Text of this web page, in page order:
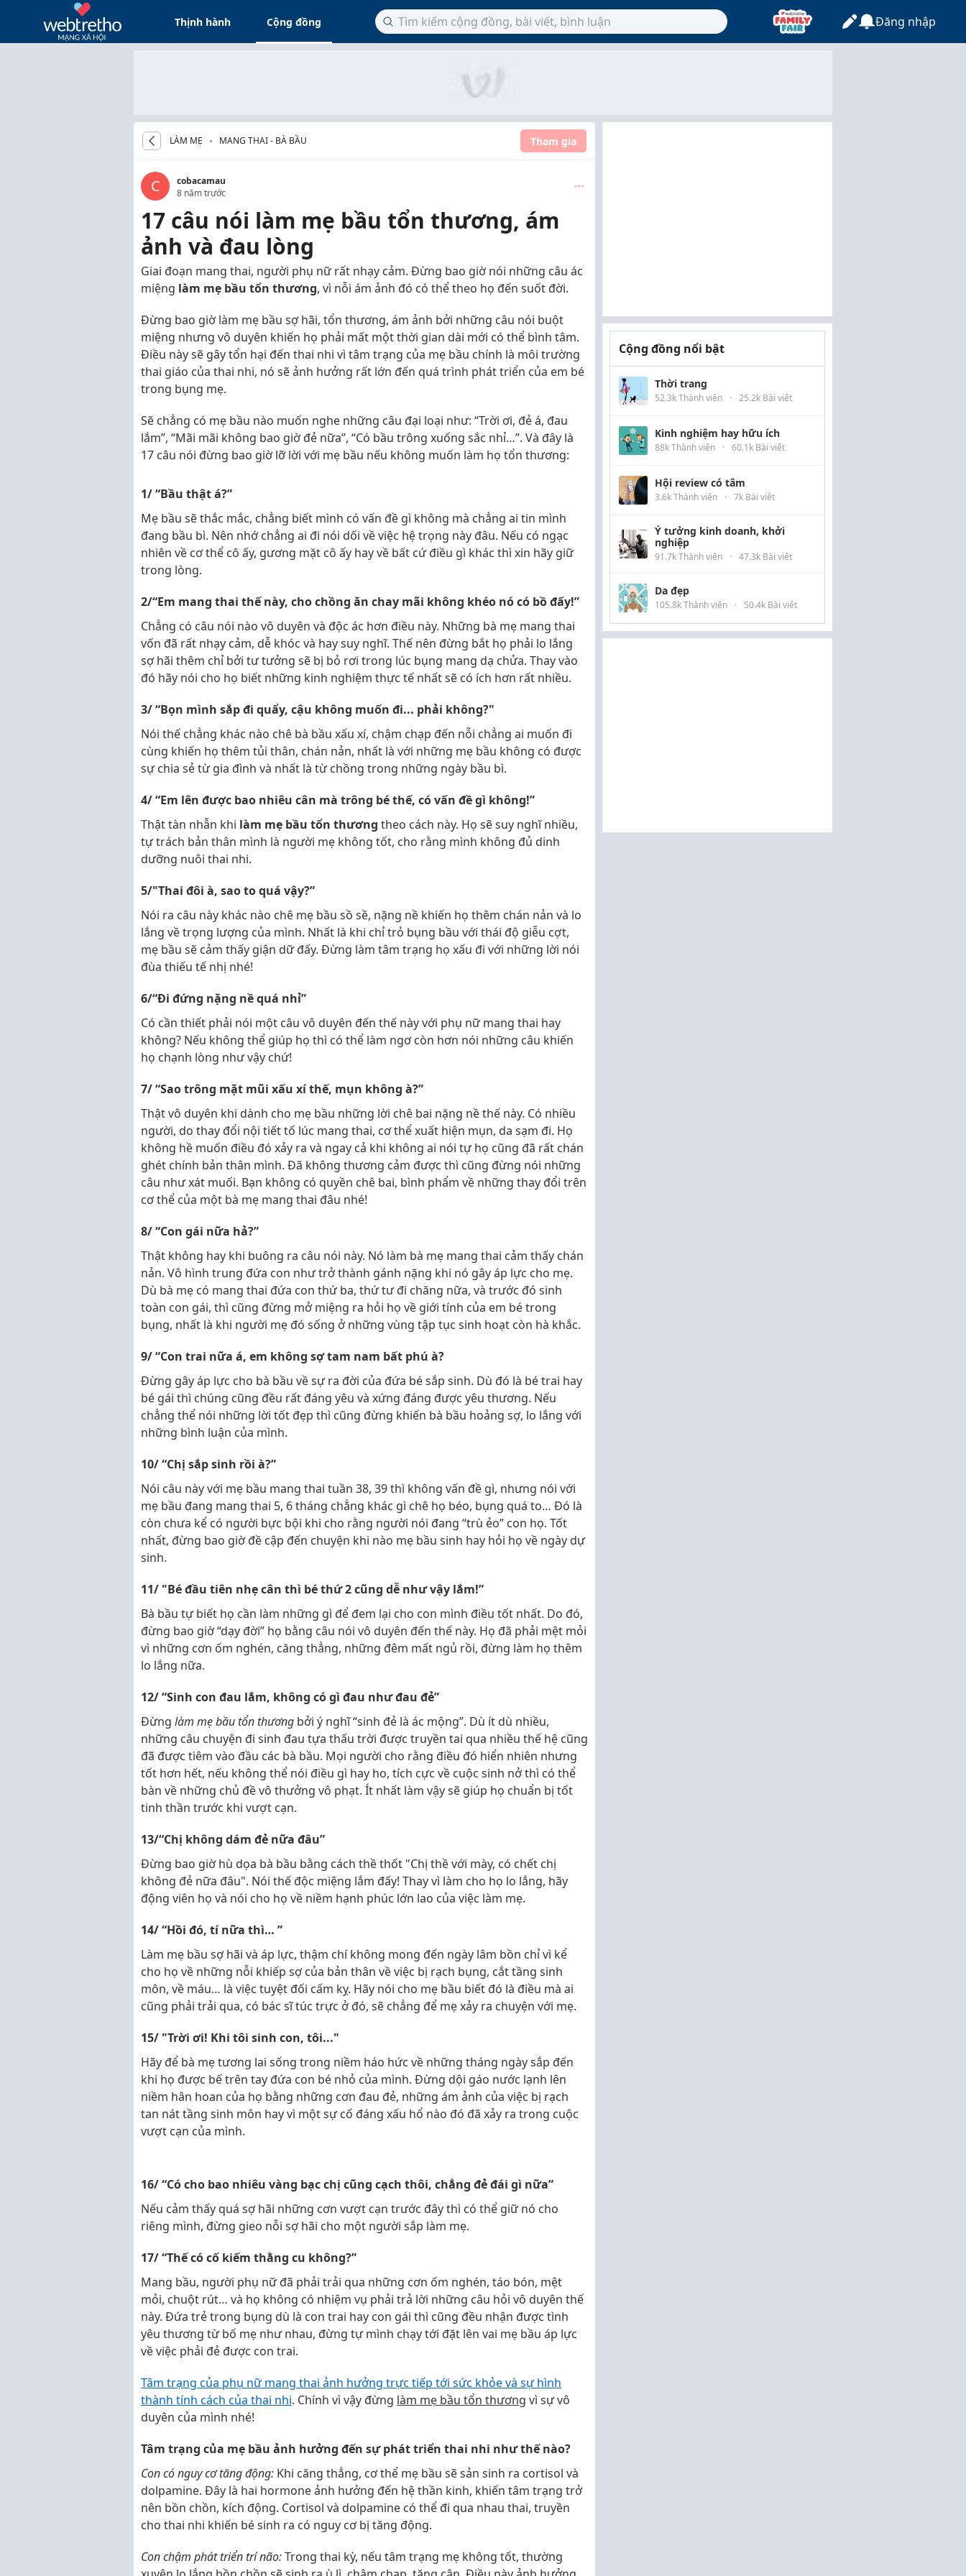
Thịnh hành Cộng đồng Đăng nhập
LÀM MẸ MANG THAI - BÀ BẦU Tham gia
C
cobacamau
8 năm trước
17 câu nói làm mẹ bầu tổn thương, ám
ảnh và đau lòng
Giai đoạn mang thai, người phụ nữ rất nhạy cảm. Đừng bao giờ nói những câu ác
miệng làm mẹ bầu tổn thương, vì nỗi ám ảnh đó có thể theo họ đến suốt đời.
Đừng bao giờ làm mẹ bầu sợ hãi, tổn thương, ám ảnh bởi những câu nói buột
miệng nhưng vô duyên khiến họ phải mất một thời gian dài mới có thể bình tâm.
Điều này sẽ gây tổn hại đến thai nhi vì tâm trạng của mẹ bầu chính là môi trường
thai giáo của thai nhi, nó sẽ ảnh hưởng rất lớn đến quá trình phát triển của em bé
trong bụng mẹ.
Sẽ chẳng có mẹ bầu nào muốn nghe những câu đại loại như: “Trời ơi, đẻ á, đau
lắm”, “Mãi mãi không bao giờ đẻ nữa”, “Có bầu trông xuống sắc nhỉ…”. Và đây là
17 câu nói đừng bao giờ lỡ lời với mẹ bầu nếu không muốn làm họ tổn thương:
1/ “Bầu thật á?”
Mẹ bầu sẽ thắc mắc, chẳng biết mình có vấn đề gì không mà chẳng ai tin mình
đang bầu bì. Nên nhớ chẳng ai đi nói dối về việc hệ trọng này đâu. Nếu có ngạc
nhiên về cơ thể cô ấy, gương mặt cô ấy hay về bất cứ điều gì khác thì xin hãy giữ
trong lòng.
2/“Em mang thai thế này, cho chồng ăn chay mãi không khéo nó có bồ đấy!”
Chẳng có câu nói nào vô duyên và độc ác hơn điều này. Những bà mẹ mang thai
vốn đã rất nhạy cảm, dễ khóc và hay suy nghĩ. Thế nên đừng bắt họ phải lo lắng
sợ hãi thêm chỉ bởi tư tưởng sẽ bị bỏ rơi trong lúc bụng mang dạ chửa. Thay vào
đó hãy nói cho họ biết những kinh nghiệm thực tế nhất sẽ có ích hơn rất nhiều.
3/ “Bọn mình sắp đi quẩy, cậu không muốn đi... phải không?"
Nói thế chẳng khác nào chê bà bầu xấu xí, chậm chạp đến nỗi chẳng ai muốn đi
cùng khiến họ thêm tủi thân, chán nản, nhất là với những mẹ bầu không có được
sự chia sẻ từ gia đình và nhất là từ chồng trong những ngày bầu bì.
4/ “Em lên được bao nhiêu cân mà trông bé thế, có vấn đề gì không!”
Thật tàn nhẫn khi làm mẹ bầu tổn thương theo cách này. Họ sẽ suy nghĩ nhiều,
tự trách bản thân mình là người mẹ không tốt, cho rằng mình không đủ dinh
dưỡng nuôi thai nhi.
5/"Thai đôi à, sao to quá vậy?”
Nói ra câu này khác nào chê mẹ bầu sồ sề, nặng nề khiến họ thêm chán nản và lo
lắng về trọng lượng của mình. Nhất là khi chỉ trỏ bụng bầu với thái độ giễu cợt,
mẹ bầu sẽ cảm thấy giận dữ đấy. Đừng làm tâm trạng họ xấu đi với những lời nói
đùa thiếu tế nhị nhé!
6/“Đi đứng nặng nề quá nhỉ”
Có cần thiết phải nói một câu vô duyên đến thế này với phụ nữ mang thai hay
không? Nếu không thể giúp họ thì có thể làm ngơ còn hơn nói những câu khiến
họ chạnh lòng như vậy chứ!
7/ “Sao trông mặt mũi xấu xí thế, mụn không à?”
Thật vô duyên khi dành cho mẹ bầu những lời chê bai nặng nề thế này. Có nhiều
người, do thay đổi nội tiết tố lúc mang thai, cơ thể xuất hiện mụn, da sạm đi. Họ
không hề muốn điều đó xảy ra và ngay cả khi không ai nói tự họ cũng đã rất chán
ghét chính bản thân mình. Đã không thương cảm được thì cũng đừng nói những
câu như xát muối. Bạn không có quyền chê bai, bình phẩm về những thay đổi trên
cơ thể của một bà mẹ mang thai đâu nhé!
8/ “Con gái nữa hả?”
Thật không hay khi buông ra câu nói này. Nó làm bà mẹ mang thai cảm thấy chán
nản. Vô hình trung đứa con như trở thành gánh nặng khi nó gây áp lực cho mẹ.
Dù bà mẹ có mang thai đứa con thứ ba, thứ tư đi chăng nữa, và trước đó sinh
toàn con gái, thì cũng đừng mở miệng ra hỏi họ về giới tính của em bé trong
bụng, nhất là khi người mẹ đó sống ở những vùng tập tục sinh hoạt còn hà khắc.
9/ “Con trai nữa á, em không sợ tam nam bất phú à?
Đừng gây áp lực cho bà bầu về sự ra đời của đứa bé sắp sinh. Dù đó là bé trai hay
bé gái thì chúng cũng đều rất đáng yêu và xứng đáng được yêu thương. Nếu
chẳng thể nói những lời tốt đẹp thì cũng đừng khiến bà bầu hoảng sợ, lo lắng với
những bình luận của mình.
10/ “Chị sắp sinh rồi à?”
Nói câu này với mẹ bầu mang thai tuần 38, 39 thì không vấn đề gì, nhưng nói với
mẹ bầu đang mang thai 5, 6 tháng chẳng khác gì chê họ béo, bụng quá to… Đó là
còn chưa kể có người bực bội khi cho rằng người nói đang “trù ẻo” con họ. Tốt
nhất, đừng bao giờ đề cập đến chuyện khi nào mẹ bầu sinh hay hỏi họ về ngày dự
sinh.
11/ "Bé đầu tiên nhẹ cân thì bé thứ 2 cũng dễ như vậy lắm!”
Bà bầu tự biết họ cần làm những gì để đem lại cho con mình điều tốt nhất. Do đó,
đừng bao giờ “dạy đời” họ bằng câu nói vô duyên đến thế này. Họ đã phải mệt mỏi
vì những cơn ốm nghén, căng thẳng, những đêm mất ngủ rồi, đừng làm họ thêm
lo lắng nữa.
12/ “Sinh con đau lắm, không có gì đau như đau đẻ”
Đừng làm mẹ bầu tổn thương bởi ý nghĩ “sinh đẻ là ác mộng”. Dù ít dù nhiều,
những câu chuyện đi sinh đau tựa thấu trời được truyền tai qua nhiều thế hệ cũng
đã được tiêm vào đầu các bà bầu. Mọi người cho rằng điều đó hiển nhiên nhưng
tốt hơn hết, nếu không thể nói điều gì hay ho, tích cực về cuộc sinh nở thì có thể
bàn về những chủ đề vô thưởng vô phạt. Ít nhất làm vậy sẽ giúp họ chuẩn bị tốt
tinh thần trước khi vượt cạn.
13/“Chị không dám đẻ nữa đâu”
Đừng bao giờ hù dọa bà bầu bằng cách thề thốt "Chị thề với mày, có chết chị
không đẻ nữa đâu". Nói thế độc miệng lắm đấy! Thay vì làm cho họ lo lắng, hãy
động viên họ và nói cho họ về niềm hạnh phúc lớn lao của việc làm mẹ.
14/ “Hồi đó, tí nữa thì… ”
Làm mẹ bầu sợ hãi và áp lực, thậm chí không mong đến ngày lâm bồn chỉ vì kể
cho họ về những nỗi khiếp sợ của bản thân về việc bị rạch bụng, cắt tầng sinh
môn, về máu… là việc tuyệt đối cấm kỵ. Hãy nói cho mẹ bầu biết đó là điều mà ai
cũng phải trải qua, có bác sĩ túc trực ở đó, sẽ chẳng để mẹ xảy ra chuyện với mẹ.
15/ "Trời ơi! Khi tôi sinh con, tôi..."
Hãy để bà mẹ tương lai sống trong niềm háo hức về những tháng ngày sắp đến
khi họ được bế trên tay đứa con bé nhỏ của mình. Đừng dội gáo nước lạnh lên
niềm hân hoan của họ bằng những cơn đau đẻ, những ám ảnh của việc bị rạch
tan nát tầng sinh môn hay vì một sự cố đáng xấu hổ nào đó đã xảy ra trong cuộc
vượt cạn của mình.
16/ “Có cho bao nhiêu vàng bạc chị cũng cạch thôi, chẳng đẻ đái gì nữa”
Nếu cảm thấy quá sợ hãi những cơn vượt cạn trước đây thì có thể giữ nó cho
riêng mình, đừng gieo nỗi sợ hãi cho một người sắp làm mẹ.
17/ “Thế có cố kiếm thằng cu không?”
Mang bầu, người phụ nữ đã phải trải qua những cơn ốm nghén, táo bón, mệt
mỏi, chuột rút… và họ không có nhiệm vụ phải trả lời những câu hỏi vô duyên thế
này. Đứa trẻ trong bụng dù là con trai hay con gái thì cũng đều nhận được tình
yêu thương từ bố mẹ như nhau, đừng tự mình chạy tới đặt lên vai mẹ bầu áp lực
về việc phải đẻ được con trai.
Tâm trạng của phụ nữ mang thai ảnh hưởng trực tiếp tới sức khỏe và sự hình
thành tính cách của thai nhi. Chính vì vậy đừng làm mẹ bầu tổn thương vì sự vô
duyên của mình nhé!
Tâm trạng của mẹ bầu ảnh hưởng đến sự phát triển thai nhi như thế nào?
Con có nguy cơ tăng động: Khi căng thẳng, cơ thể mẹ bầu sẽ sản sinh ra cortisol và
dolpamine. Đây là hai hormone ảnh hưởng đến hệ thần kinh, khiến tâm trạng trở
nên bồn chồn, kích động. Cortisol và dolpamine có thể đi qua nhau thai, truyền
cho thai nhi khiến bé sinh ra có nguy cơ bị tăng động.
Con chậm phát triển trí não:Trong thai kỳ, nếu tâm trạng mẹ không tốt, thường
Cộng đồng nổi bật
Thời trang
52.3k Thành viên · 25.2k Bài viết
Kinh nghiệm hay hữu ích
88k Thành viên · 60.1k Bài viết
Hội review có tâm
3.6k Thành viên · 7k Bài viết
Ý tưởng kinh doanh, khởi
nghiệp
91.7k Thành viên · 47.3k Bài viết
Da đẹp
105.8k Thành viên · 50.4k Bài viết